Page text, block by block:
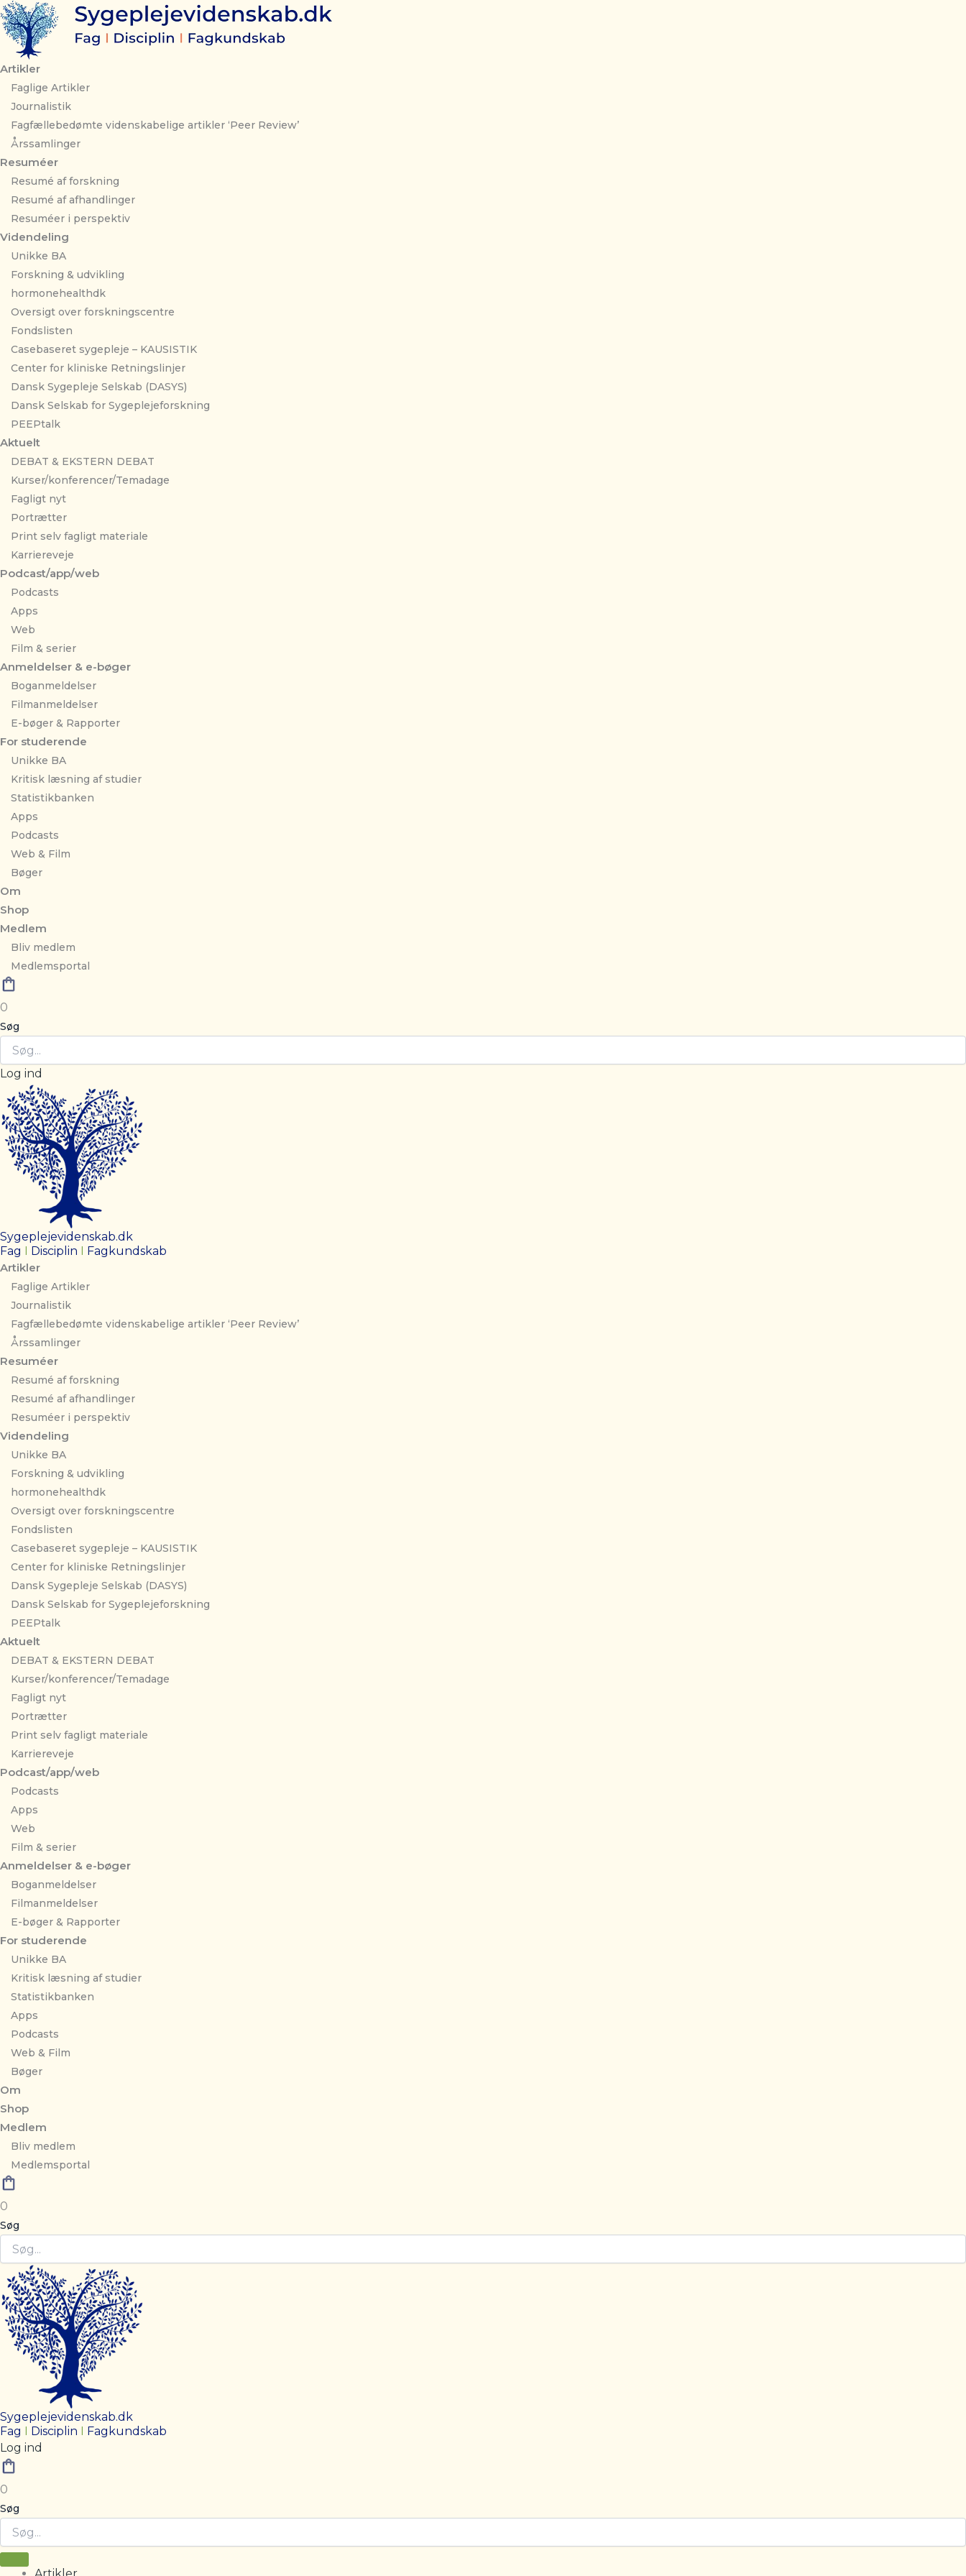
Gå
til
indholdet
Artikler
Faglige Artikler
Journalistik
Fagfællebedømte videnskabelige artikler ‘Peer Review’
Årssamlinger
Resuméer
Resumé af forskning
Resumé af afhandlinger
Resuméer i perspektiv
Videndeling
Unikke BA
Forskning & udvikling
hormonehealthdk
Oversigt over forskningscentre
Fondslisten
Casebaseret sygepleje – KAUSISTIK
Center for kliniske Retningslinjer
Dansk Sygepleje Selskab (DASYS)
Dansk Selskab for Sygeplejeforskning
PEEPtalk
Aktuelt
DEBAT & EKSTERN DEBAT
Kurser/konferencer/Temadage
Fagligt nyt
Portrætter
Print selv fagligt materiale
Karriereveje
Podcast/app/web
Podcasts
Apps
Web
Film & serier
Anmeldelser & e-bøger
Boganmeldelser
Filmanmeldelser
E-bøger & Rapporter
For studerende
Unikke BA
Kritisk læsning af studier
Statistikbanken
Apps
Podcasts
Web & Film
Bøger
Om
Shop
Medlem
Bliv medlem
Medlemsportal
0
Søg
Log ind
Sygeplejevidenskab.dk
Fag I Disciplin I Fagkundskab
Artikler
Faglige Artikler
Journalistik
Fagfællebedømte videnskabelige artikler ‘Peer Review’
Årssamlinger
Resuméer
Resumé af forskning
Resumé af afhandlinger
Resuméer i perspektiv
Videndeling
Unikke BA
Forskning & udvikling
hormonehealthdk
Oversigt over forskningscentre
Fondslisten
Casebaseret sygepleje – KAUSISTIK
Center for kliniske Retningslinjer
Dansk Sygepleje Selskab (DASYS)
Dansk Selskab for Sygeplejeforskning
PEEPtalk
Aktuelt
DEBAT & EKSTERN DEBAT
Kurser/konferencer/Temadage
Fagligt nyt
Portrætter
Print selv fagligt materiale
Karriereveje
Podcast/app/web
Podcasts
Apps
Web
Film & serier
Anmeldelser & e-bøger
Boganmeldelser
Filmanmeldelser
E-bøger & Rapporter
For studerende
Unikke BA
Kritisk læsning af studier
Statistikbanken
Apps
Podcasts
Web & Film
Bøger
Om
Shop
Medlem
Bliv medlem
Medlemsportal
0
Søg
Sygeplejevidenskab.dk
Fag I Disciplin I Fagkundskab
Log ind
0
Søg